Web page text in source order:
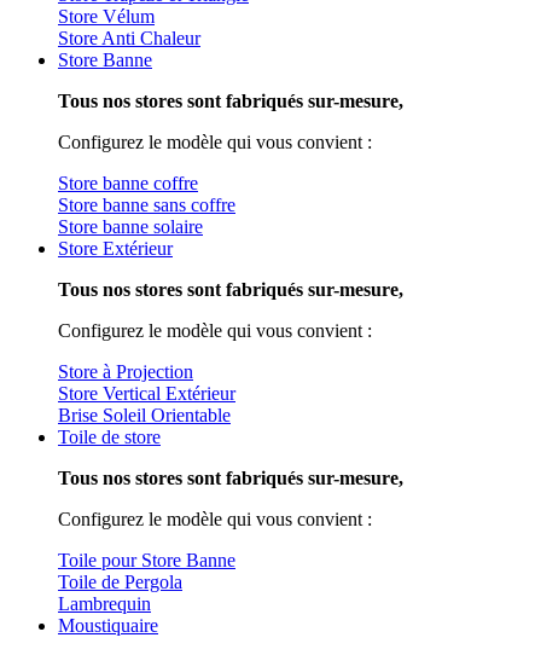
Store Vélum
Store Anti Chaleur
Store Banne
Tous nos stores sont fabriqués sur-mesure,
Configurez le modèle qui vous convient :
Store banne coffre
Store banne sans coffre
Store banne solaire
Store Extérieur
Tous nos stores sont fabriqués sur-mesure,
Configurez le modèle qui vous convient :
Store à Projection
Store Vertical Extérieur
Brise Soleil Orientable
Toile de store
Tous nos stores sont fabriqués sur-mesure,
Configurez le modèle qui vous convient :
Toile pour Store Banne
Toile de Pergola
Lambrequin
Moustiquaire